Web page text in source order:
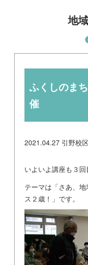
地
ふくしのま
催
2021.04.27 引野校
いよいよ講座も３
テーマは「さあ、
ス２歳！」です。